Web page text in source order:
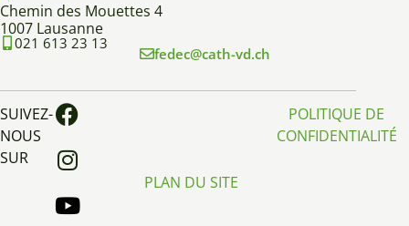
Chemin des Mouettes 4
1007 Lausanne
021 613 23 13
fedec@cath-vd.ch
SUIVEZ-
NOUS
SUR
PLAN DU SITE
POLITIQUE DE
CONFIDENTIALITÉ